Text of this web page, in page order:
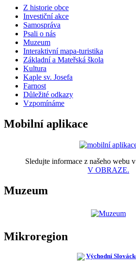
Z historie obce
Investiční akce
Samospráva
Psali o nás
Muzeum
Interaktivní mapa-turistika
Základní a Mateřská škola
Kultura
Kaple sv. Josefa
Farnost
Důležité odkazy
Vzpomínáme
Mobilní aplikace
Sledujte informace z našeho webu v
V OBRAZE.
Muzeum
Mikroregion